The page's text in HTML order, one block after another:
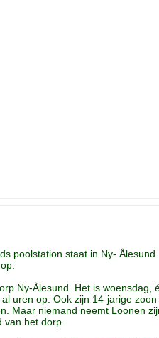
poolstation staat in Ny-
Ny-Ålesund. Het is woensdag,
uren op. Ook zijn 14-jarige
Maar niemand neemt Loonen
het dorp.